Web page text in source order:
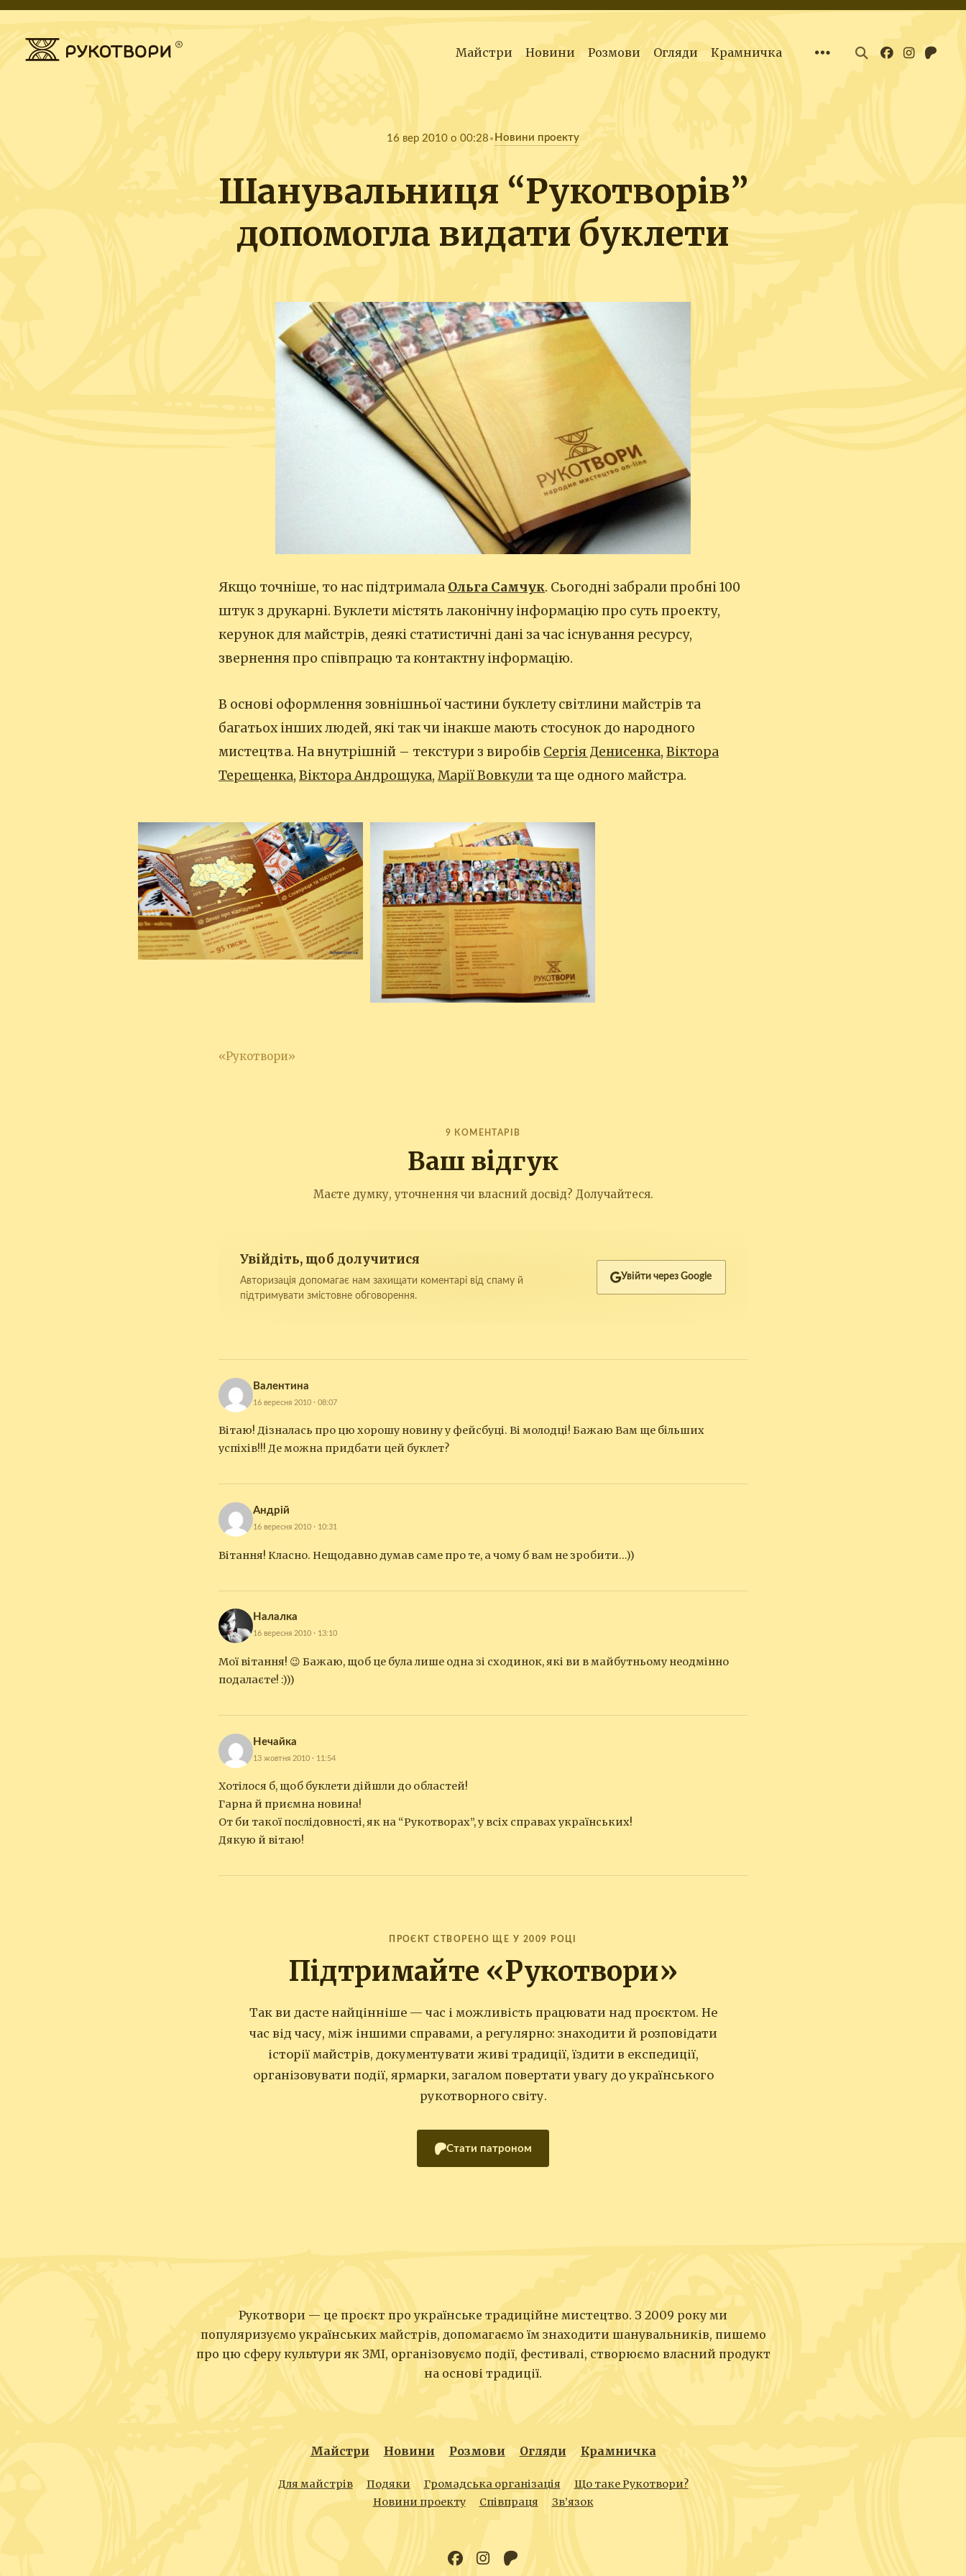
Майстри Новини Розмови Огляди Крамничка
16 вер 2010 о 00:28 Новини проекту
Шанувальниця “Рукотворів”
допомогла видати буклети
Якщо точніше, то нас підтримала Ольга Самчук. Сьогодні забрали пробні 100
штук з друкарні. Буклети містять лаконічну інформацію про суть проекту,
керунок для майстрів, деякі статистичні дані за час існування ресурсу,
звернення про співпрацю та контактну інформацію.
В основі оформлення зовнішньої частини буклету світлини майстрів та
багатьох інших людей, які так чи інакше мають стосунок до народного
мистецтва. На внутрішній – текстури з виробів Сергія Денисенка, Віктора
Терещенка, Віктора Андрощука, Марії Вовкули та ще одного майстра.
«Рукотвори»
9 КОМЕНТАРІВ
Ваш відгук
Маєте думку, уточнення чи власний досвід? Долучайтеся.
Увійдіть, щоб долучитися
Авторизація допомагає нам захищати коментарі від спаму й
підтримувати змістовне обговорення.
Увійти через Google
Валентина
16 вересня 2010 · 08:07
Вітаю! Дізналась про цю хорошу новину у фейсбуці. Ві молодці! Бажаю Вам ще більших
успіхів!!! Де можна придбати цей буклет?
Андрій
16 вересня 2010 · 10:31
Вітання! Класно. Нещодавно думав саме про те, а чому б вам не зробити…))
Налалка
16 вересня 2010 · 13:10
Мої вітання! 😉 Бажаю, щоб це була лише одна зі сходинок, які ви в майбутньому неодмінно
подалаєте! :)))
Нечайка
13 жовтня 2010 · 11:54
Хотілося б, щоб буклети дійшли до областей!
Гарна й приємна новина!
От би такої послідовності, як на “Рукотворах”, у всіх справах українських!
Дякую й вітаю!
ПРОЄКТ СТВОРЕНО ЩЕ У 2009 РОЦІ
Підтримайте «Рукотвори»
Так ви дасте найцінніше — час і можливість працювати над проєктом. Не
час від часу, між іншими справами, а регулярно: знаходити й розповідати
історії майстрів, документувати живі традиції, їздити в експедиції,
організовувати події, ярмарки, загалом повертати увагу до українського
рукотворного світу.
Стати патроном
Рукотвори — це проєкт про українське традиційне мистецтво. З 2009 року ми
популяризуємо українських майстрів, допомагаємо їм знаходити шанувальників, пишемо
про цю сферу культури як ЗМІ, організовуємо події, фестивалі, створюємо власний продукт
на основі традиції.
Майстри Новини Розмови Огляди Крамничка
Для майстрів Подяки Громадська організація
Що таке Рукотвори?
Новини проекту
Співпраця Зв’язок